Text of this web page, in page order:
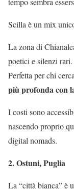
Scilla è un mix
La zona di
poetici e silenzi rari.
Perfetta per chi cerca
più profonda con
I costi sono
nascendo proprio
digital nomads.
2. Ostuni, Puglia
La “città bianca” è